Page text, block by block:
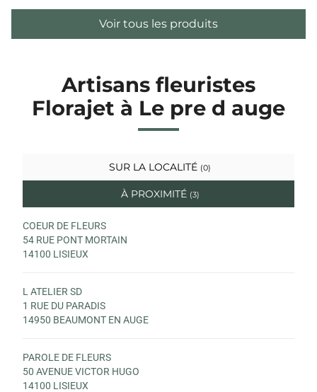
Voir tous les produits
Artisans fleuristes
Florajet à Le pre d auge
SUR LA LOCALITÉ (0)
À PROXIMITÉ (3)
COEUR DE FLEURS
54 RUE PONT MORTAIN
14100 LISIEUX
L ATELIER SD
1 RUE DU PARADIS
14950 BEAUMONT EN AUGE
PAROLE DE FLEURS
50 AVENUE VICTOR HUGO
14100 LISIEUX